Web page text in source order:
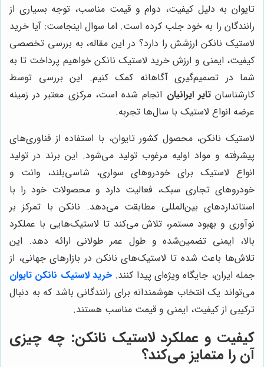
تایوان به دلیل کیفیت، دوام و قیمت مناسب، توجه بسیاری از
رانندگان را به خود جلب کرده است. اما سوال اینجاست: آیا خرید
لاستیک نانکن ارزشش را دارد؟ در این مقاله، به بررسی تخصصی
کیفیت، ایمنی و ارزش خرید لاستیک نانکن خواهیم پرداخت تا به
شما در تصمیم‌گیری آگاهانه کمک کنیم. این بررسی توسط
کارشناسانتایر ایرانیان انجام شده است، مرکزی معتبر در زمینه
عرضه انواع لاستیک با سال‌ها تجربه.
لاستیک نانکن، محصول کشور تایوان، با استفاده از فناوری‌های
پیشرفته و مواد اولیه مرغوب تولید می‌شود. این برند در تولید
انواع لاستیک برای خودروهای سواری، شاسی‌بلند، وانت و
خودروهای تجاری سبک، فعالیت دارد و محصولات خود را با
استانداردهای بین‌المللی مطابقت می‌دهد. نانکن با تمرکز بر
نوآوری و بهبود مستمر، تلاش می‌کند تا لاستیک‌هایی با عملکرد
بالا، ایمنی تضمین‌شده و طول عمر طولانی ارائه دهد. این
تلاش‌ها باعث شده تا لاستیک‌های نانکن در بازارهای جهانی، از
جمله ایران، جایگاه ویژه‌ای پیدا کنند. خرید لاستیک نانکن تایوان
می‌تواند یک انتخاب هوشمندانه برای رانندگانی باشد که به دنبال
ترکیبی از کیفیت، ایمنی و قیمت مناسب هستند.
کیفیت و عملکرد لاستیک نانکن: چه چیزی
آن را متمایز می‌کند؟